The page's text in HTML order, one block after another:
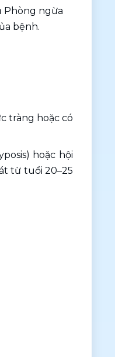
Phòng ngừa
bệnh.
tràng hoặc có
hoặc hội
từ tuổi 20–25